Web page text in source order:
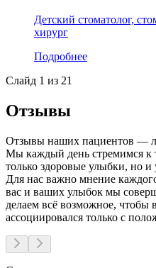
Детский стоматолог,
хирург
Подробнее
Слайд 1 из 21
Отзывы
Отзывы наших пациентов —
Мы каждый день стремимся к
только здоровые улыбки, но и
Для нас важно мнение
вас и ваших улыбок мы
делаем всё возможное, чтобы
ассоциировался только с